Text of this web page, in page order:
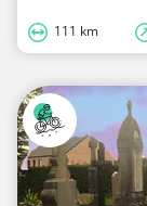
111 km